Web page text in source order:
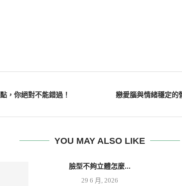
，你絕對不能錯過！
戀愛腦與情緒穩定的
YOU MAY ALSO LIKE
臉型不夠立體怎麼...
29 6 月, 2026